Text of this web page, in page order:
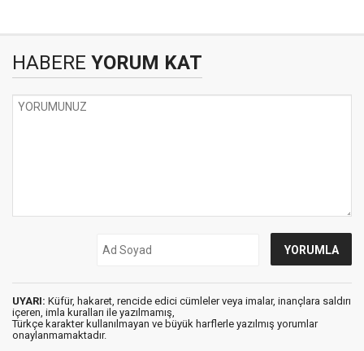
HABERE YORUM KAT
UYARI: Küfür, hakaret, rencide edici cümleler veya imalar, inançlara saldırı
içeren, imla kuralları ile yazılmamış,
Türkçe karakter kullanılmayan ve büyük harflerle yazılmış yorumlar
onaylanmamaktadır.